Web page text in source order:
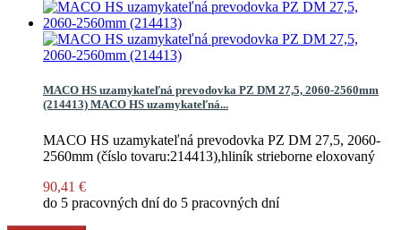
MACO HS uzamykateľná prevodovka PZ DM 27,5, 2060-2560mm
(214413) MACO HS uzamykateľná...
MACO HS uzamykateľná prevodovka PZ DM 27,5, 2060-
2560mm (číslo tovaru:214413),hliník strieborne eloxovaný
90,41 €
do 5 pracovných dnído 5 pracovných dní